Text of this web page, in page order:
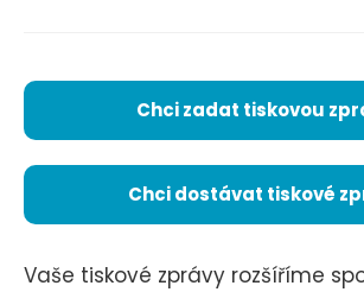
Chci zadat tiskovou
Chci dostávat tiskové
Vaše tiskové zprávy rozšíříme